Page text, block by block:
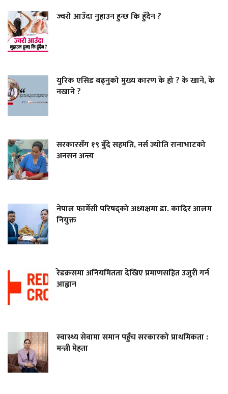
ज्वरो आउँदा नुहाउन हुन्छ कि हुँदैन ?
युरिक एसिड बढ्नुको मुख्य कारण के हो ? के खाने, के
नखाने ?
सरकारसँग १९ बुँदे सहमति, नर्स ज्योति रानाभाटको
अनसन अन्त्य
नेपाल फार्मेसी परिषद्को अध्यक्षमा डा. कादिर आलम
नियुक्त
रेडक्रसमा अनियमितता देखिए प्रमाणसहित उजुरी गर्न
आह्वान
स्वास्थ्य सेवामा समान पहुँच सरकारको प्राथमिकता :
मन्त्री मेहता